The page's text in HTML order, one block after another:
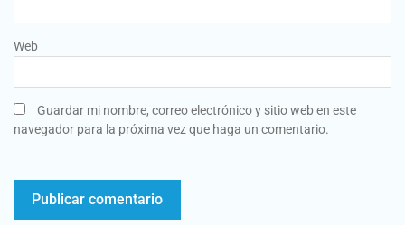
Web
Guardar mi nombre, correo electrónico y sitio web en este
navegador para la próxima vez que haga un comentario.